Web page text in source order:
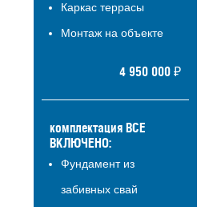
Каркас террасы
Монтаж на объекте
4 950 000 ₽
комплектация ВСЕ
ВКЛЮЧЕНО:
Фундамент из
забивных свай